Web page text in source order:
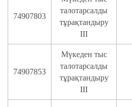
74907803
талотарсалды
тұрақтандыру
III
74907853
Мүкеден тыс
талотарсалды
тұрақтандыру
III